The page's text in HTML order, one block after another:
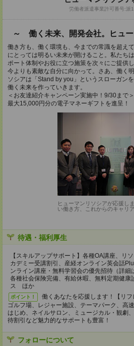
労働者派遣事業許可番号:派
～ 働く未来、開発会社。ヒュ
働き方も、働く環境も、今までの常識を超え
にとっては明るい未来が開けること。私たち
ポート体制やお役に立つ施策を次々にご提供
今よりも素敵な自分に向かって。さあ、働く
ソシアは「Stand by you」というスローガン
働く未来を作っていきます。
＜お友達紹介キャンペーン実施中！9/30まで
最大15,000円分の電子マネーギフトを進呈！
ヒューマンリソシアが応援し
い働き方、これからのキャリ
待遇・福利厚生
【スキルアップサポート】各種OA講座、リ
カデミー受講割引、産経オンライン英会話
ンライン講座・無料学習会の優先招待（詳細
各種社会保険完備、有給休暇、無料定期健康
ス ほか
ポイント！
働くあなたを応援します！【リフ
ゴルフ場、レジャー施設、テーマパーク、高
はじめ、ネイルサロン、ミュージカル・観劇
待割引など魅力的なサポートも豊富！
フォローについて